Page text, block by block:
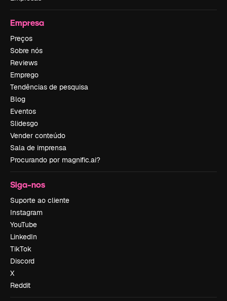
Empresa
Preços
Sobre nós
Reviews
Emprego
Tendências de pesquisa
Blog
Eventos
Slidesgo
Vender conteúdo
Sala de imprensa
Procurando por magnific.ai?
Siga-nos
Suporte ao cliente
Instagram
YouTube
LinkedIn
TikTok
Discord
X
Reddit